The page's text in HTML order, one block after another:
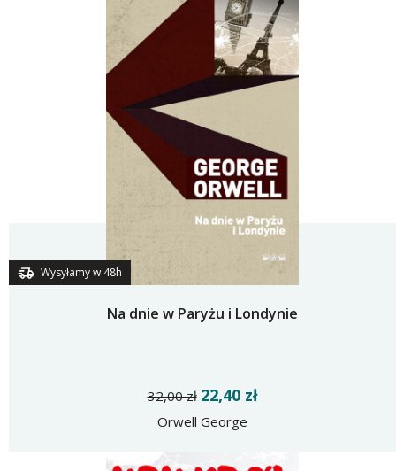
Wysyłamy w 48h
Na dnie w Paryżu i Londynie
32,00 zł 22,40 zł
Orwell George